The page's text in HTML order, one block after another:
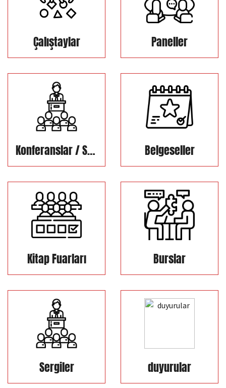
Çalıştaylar Paneller
Konferanslar / Söyleşiler Belgeseller
Kitap Fuarları Burslar
Sergiler duyurular